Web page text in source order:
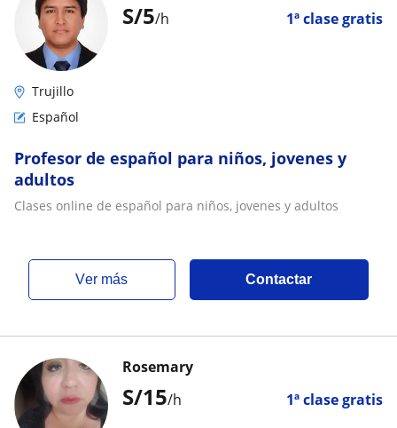
S/5/h 1ª clase gratis
Trujillo
Español
Profesor de español para niños, jovenes y
adultos
Clases online de español para niños, jovenes y adultos
ver más Contactar
S/15/h 1ª clase gratis
Rosemary